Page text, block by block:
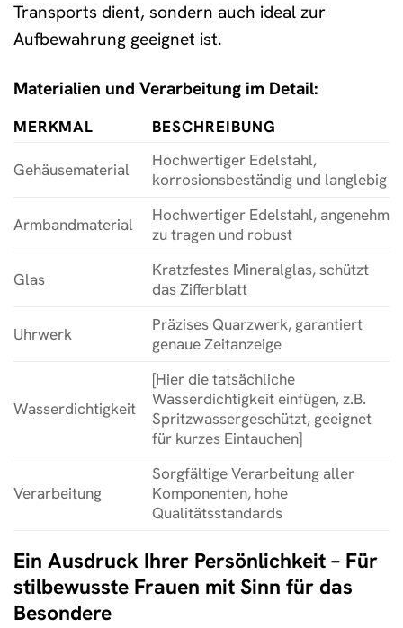
Transports dient, sondern auch ideal zur
Aufbewahrung geeignet ist.
Materialien und Verarbeitung im Detail:
MERKMAL BESCHREIBUNG
Gehäusematerial
Hochwertiger Edelstahl,
korrosionsbeständig und langlebig
Armbandmaterial
Hochwertiger Edelstahl, angenehm
zu tragen und robust
Glas
Kratzfestes Mineralglas, schützt
das Zifferblatt
Uhrwerk
Präzises Quarzwerk, garantiert
genaue Zeitanzeige
Wasserdichtigkeit
[Hier die tatsächliche
Wasserdichtigkeit einfügen, z.B.
Spritzwassergeschützt, geeignet
für kurzes Eintauchen]
Verarbeitung
Sorgfältige Verarbeitung aller
Komponenten, hohe
Qualitätsstandards
Ein Ausdruck Ihrer Persönlichkeit – Für
stilbewusste Frauen mit Sinn für das
Besondere